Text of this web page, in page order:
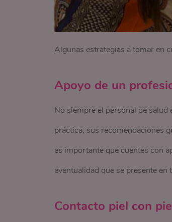
Algunas estrategias a tomar en
Apoyo de un
No siempre el personal de salud
práctica, sus recomendaciones
es importante que cuentes con
eventualidad que se presente en
Contacto piel con